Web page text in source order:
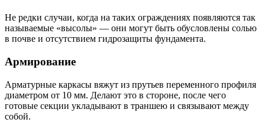
Не редки случаи, когда на таких ограждениях появляются так
называемые «высолы» — они могут быть обусловлены солью
в почве и отсутствием гидрозащиты фундамента.
Армирование
Арматурные каркасы вяжут из прутьев переменного профиля
диаметром от 10 мм. Делают это в стороне, после чего
готовые секции укладывают в траншею и связывают между
собой.